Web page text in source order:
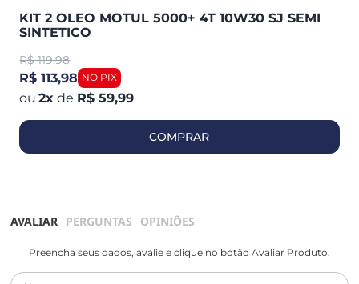
KIT 2 OLEO MOTUL 5000+ 4T 10W30 SJ SEMI
SINTETICO
R$ 119,98
R$ 113,98
2x de R$ 59,99
COMPRAR
AVALIAR PERGUNTAS OPINIÕES
Preencha seus dados, avalie e clique no botão Avaliar Produto.